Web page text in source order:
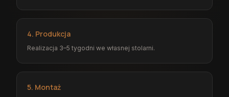
4. Produkcja
Realizacja 3–5 tygodni we własnej stolarni.
5. Montaż